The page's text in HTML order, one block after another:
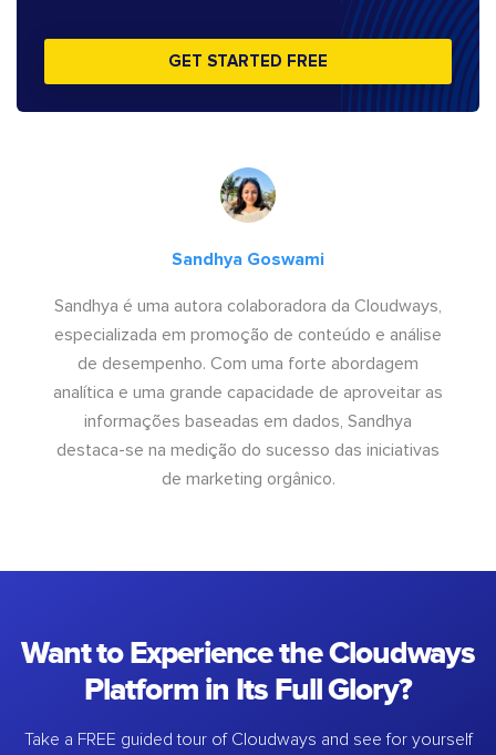
GET STARTED FREE
Sandhya Goswami
Sandhya é uma autora colaboradora da Cloudways,
especializada em promoção de conteúdo e análise
de desempenho. Com uma forte abordagem
analítica e uma grande capacidade de aproveitar as
informações baseadas em dados, Sandhya
destaca-se na medição do sucesso das iniciativas
de marketing orgânico.
Want to Experience the Cloudways
Platform in Its Full Glory?
Take a FREE guided tour of Cloudways and see for yourself